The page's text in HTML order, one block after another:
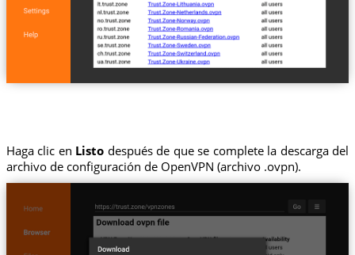
Haga clic en Listo después de que se complete la descarga del
archivo de configuración de OpenVPN (archivo .ovpn).